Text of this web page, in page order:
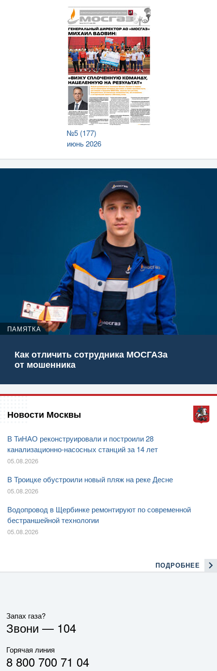
№5 (177)
июнь 2026
ПАМЯТКА
Как отличить сотрудника МОСГАЗа
от мошенника
Новости Москвы
В ТиНАО реконструировали и построили 28
канализационно-насосных станций за 14 лет
05.08.2026
В Троицке обустроили новый пляж на реке Десне
05.08.2026
Водопровод в Щербинке ремонтируют по современной
бестраншейной технологии
05.08.2026
ПОДРОБНЕЕ
Запах газа?
Звони — 104
Горячая линия
8 800 700 71 04